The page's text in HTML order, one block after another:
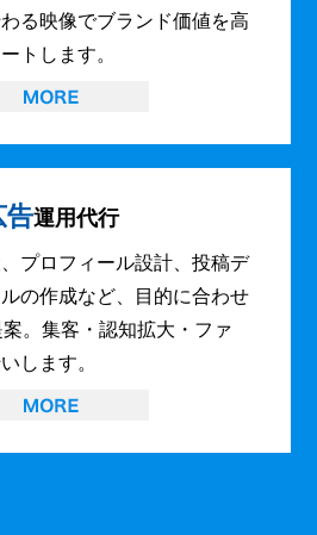
る映像でブランド価値を高
トします。
告運用代行
プロフィール設計、投稿デ
の作成など、目的に合わせ
。集客・認知拡大・ファ
します。